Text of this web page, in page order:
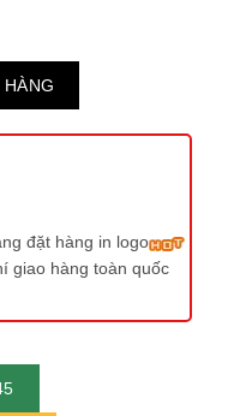
đặt hàng in logo
giao hàng toàn quốc